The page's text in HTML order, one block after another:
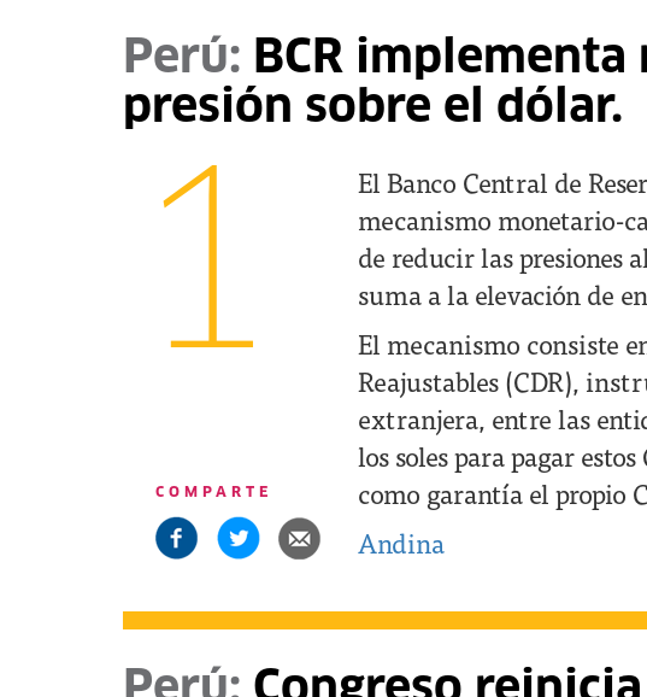
Perú: BCR
presión sobre el dólar.
1
El Banco Central de
mecanismo monetario-
de reducir las presiones
suma a la elevación de
El mecanismo consiste
Reajustables (CDR),
extranjera, entre las
los soles para pagar
como garantía el propio
Andina
COMPARTE